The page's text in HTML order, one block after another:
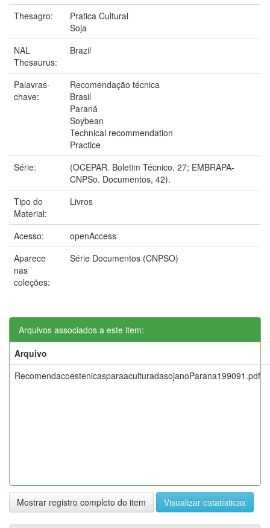
Thesagro:
Pratica Cultural
Soja
NAL
Thesaurus:
Brazil
Palavras-
chave:
Recomendação técnica
Brasil
Paraná
Soybean
Technical recommendation
Practice
Série:
(OCEPAR. Boletim Técnico, 27; EMBRAPA-
CNPSo. Documentos, 42).
Tipo do
Material:
Livros
Acesso:
openAccess
Aparece
nas
coleções:
Série Documentos (CNPSO)
Arquivos associados a este item:
Arquivo
RecomendacoestenicasparaaculturadasojanoParana199091.pdf
Mostrar registro completo do item Visualizar estatísticas